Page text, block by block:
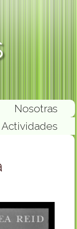
Nosotras
Actividades